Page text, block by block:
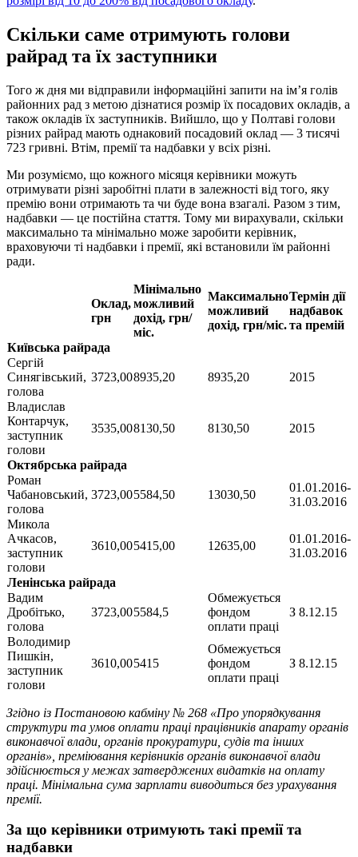
Скільки саме отримують голови
райрад та їх заступники
Того ж дня ми відправили інформаційні запити на ім’я голів
районних рад з метою дізнатися розмір їх посадових окладів, а
також окладів їх заступників. Вийшло, що у Полтаві голови
різних райрад мають однаковий посадовий оклад — 3 тисячі
723 гривні. Втім, премії та надбавки у всіх різні.
Ми розуміємо, що кожного місяця керівники можуть
отримувати різні заробітні плати в залежності від того, яку
премію вони отримають та чи буде вона взагалі. Разом з тим,
надбавки — це постійна стаття. Тому ми вирахували, скільки
максимально та мінімально може заробити керівник,
враховуючи ті надбавки і премії, які встановили їм районні
ради.
Оклад,
грн
Мінімально
можливий
дохід, грн/
міс.
Максимально
можливий
дохід, грн/міс.
Термін дії
надбавок
та премій
Київська райрада
Сергій
Синягівський,
голова
3723,008935,20 8935,20 2015
Владислав
Контарчук,
заступник
голови
3535,008130,50 8130,50 2015
Октябрська райрада
Роман
Чабановський,
голова
3723,005584,50 13030,50
01.01.2016-
31.03.2016
Микола
Ачкасов,
заступник
голови
3610,005415,00 12635,00
01.01.2016-
31.03.2016
Ленінська райрада
Вадим
Дробітько,
голова
3723,005584,5
Обмежується
фондом
оплати праці
З 8.12.15
Володимир
Пишкін,
заступник
голови
3610,005415
Обмежується
фондом
оплати праці
З 8.12.15
Згідно із Постановою кабміну № 268 «Про упорядкування
структури та умов оплати праці працівників апарату органів
виконавчої влади, органів прокуратури, судів та інших
органів», преміювання керівників органів виконавчої влади
здійснюється у межах затверджених видатків на оплату
праці. Мінімальна сума зарплати виводиться без урахування
премії.
За що керівники отримують такі премії та
надбавки